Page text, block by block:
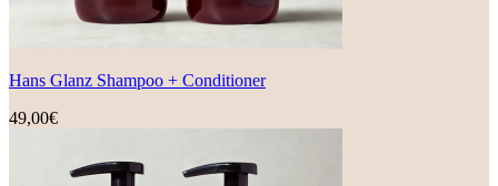
Hans Glanz Shampoo + Conditioner
49,00€